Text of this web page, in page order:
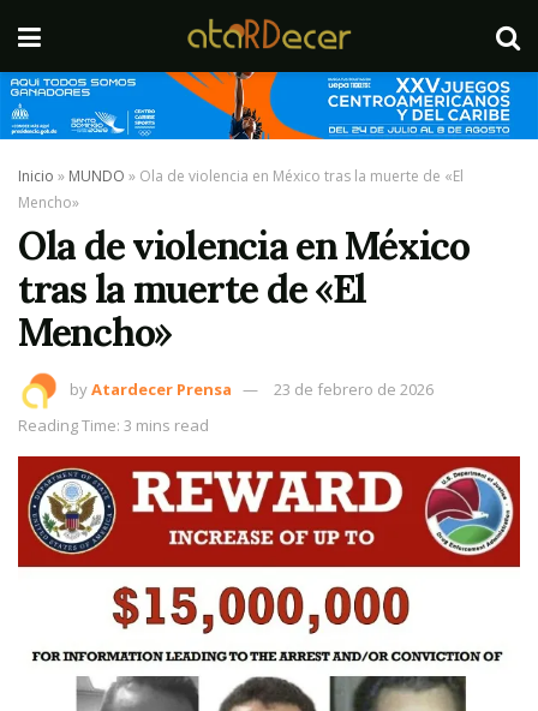
Inicio » MUNDO » Ola de violencia en México tras la muerte de «El
Mencho»
Ola de violencia en México
tras la muerte de «El
Mencho»
byAtardecer Prensa
23 de febrero de 2026
Reading Time: 3 mins read